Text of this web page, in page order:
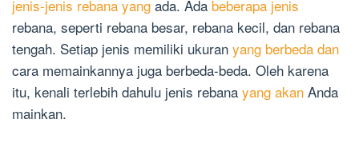
jenis-jenis rebana yang ada. Ada beberapa jenis
rebana, seperti rebana besar, rebana kecil, dan rebana
tengah. Setiap jenis memiliki ukuran yang berbeda dan
cara memainkannya juga berbeda-beda. Oleh karena
itu, kenali terlebih dahulu jenis rebana yang akan Anda
mainkan.